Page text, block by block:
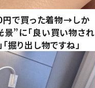
で買った着物→しか
”に「良い買い物され
掘り出し物ですね」